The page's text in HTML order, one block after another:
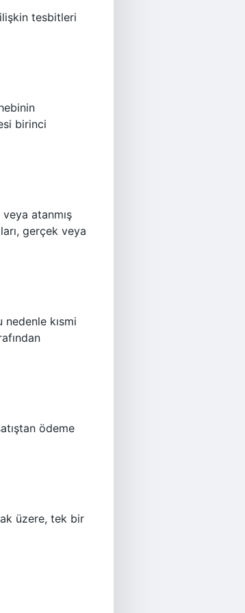
tesbitleri
birinci
atanmış
gerçek veya
nedenle kısmi
ödeme
üzere, tek bir